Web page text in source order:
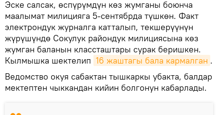
Эске салсак, өспүрүмдүн көз жумганы боюнча
маалымат милицияга 5-сентябрда түшкөн. Факт
электрондук журналга катталып, текшерүүнүн
жүрүшүндө Сокулук райондук милициясына көз
жумган баланын классташтары сурак беришкен.
Кылмышка шектелип 16 жаштагы бала кармалган .
Ведомство окуя сабактан тышкаркы убакта, балдар
мектептен чыккандан кийин болгонун кабарлады.